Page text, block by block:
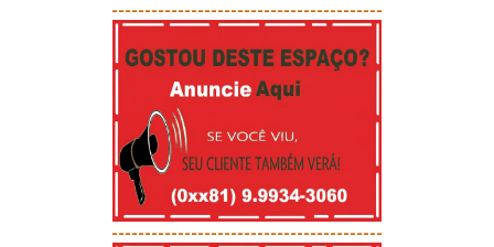
-----------------------------------------
-----------------------------------------